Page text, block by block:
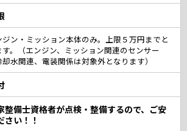
ン・ミッション本体のみ。上限５万円までと
す。（エンジン、ミッション関連のセンサー
水関連、電装関係は対象外となります）
備士資格者が点検・整備するので、ご安
さい！！